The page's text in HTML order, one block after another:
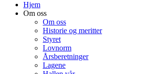
Hjem
Om oss
Om oss
Historie og meritter
Styret
Lovnorm
Årsberetninger
Lagene